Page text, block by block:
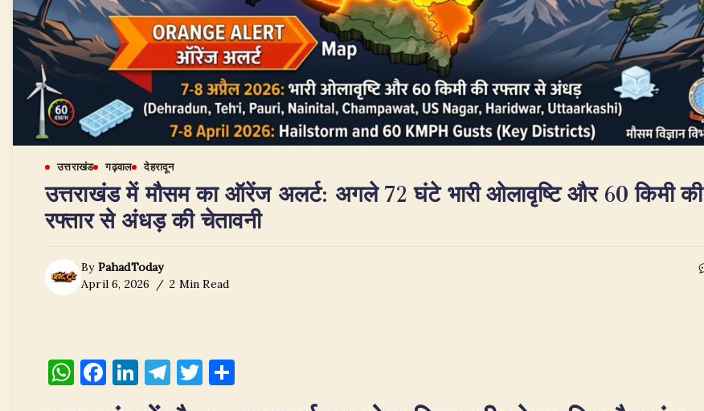
उत्तराखंड गढ़वाल देहरादून
उत्तराखंड में मौसम का ऑरेंज अलर्ट: अगले 72 घंटे भारी ओलावृष्टि और 60 किमी की
रफ्तार से अंधड़ की चेतावनी
By PahadToday
April 6, 2026
2 Min Read
W F
a
Li
n
T
el
T